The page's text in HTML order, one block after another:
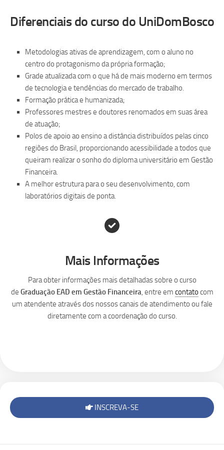
Diferenciais do curso do UniDomBosco
Metodologias ativas de aprendizagem, com o aluno no
centro do protagonismo da própria formação;
Grade atualizada com o que há de mais moderno em termos
de tecnologia e tendências do mercado de trabalho.
Formação prática e humanizada;
Professores mestres e doutores renomados em suas área
de atuação;
Polos de apoio ao ensino a distância distribuídos pelas cinco
regiões do Brasil, proporcionando acessibilidade a todos que
queiram realizar o sonho do diploma universitário em Gestão
Financeira.
A melhor estrutura para o seu desenvolvimento, com
laboratórios digitais de ponta.
Mais Informações
Para obter informações mais detalhadas sobre o curso
de Graduação EAD em Gestão Financeira, entre em contato com
um atendente através dos nossos canais de atendimento ou fale
diretamente com a coordenação do curso.
INSCREVA-SE